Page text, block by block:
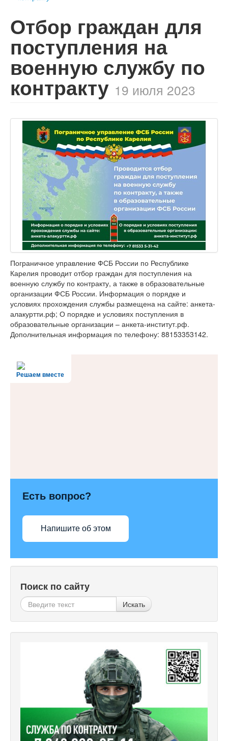
Отбор граждан для
поступления на
военную службу по
контракту 19 июля 2023
Пограничное управление ФСБ России по Республике
Карелия проводит отбор граждан для поступления на
военную службу по контракту, а также в образовательные
организации ФСБ России. Информация о порядке и
условиях прохождения службы размещена на сайте: анкета-
алакуртти.рф; О порядке и условиях поступления в
образовательные организации – анкета-институт.рф.
Дополнительная информация по телефону: 88153353142.
Решаем вместе
Есть вопрос?
Напишите об этом
Поиск по сайту
Искать